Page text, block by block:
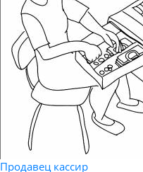
Продавец кассир